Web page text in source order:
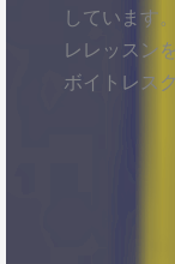
しています
レレッスン
ボイトレス